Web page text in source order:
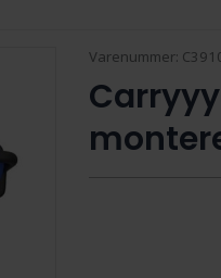
Varenummer: